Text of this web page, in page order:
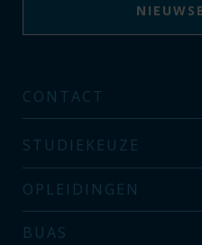
CONTACT
STUDIEKEUZE
OPLEIDINGEN
BUAS